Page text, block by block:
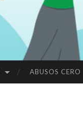
ABUSOS CERO